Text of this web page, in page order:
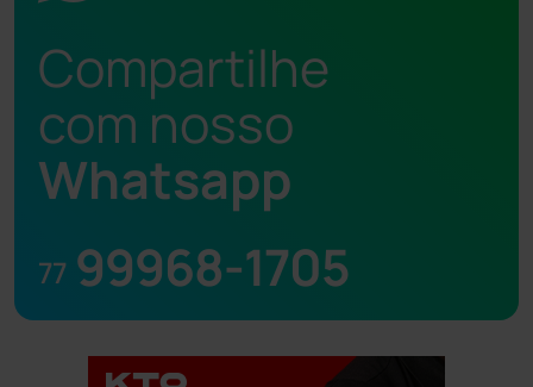
Compartilhe
com nosso
Whatsapp
77 99968-1705